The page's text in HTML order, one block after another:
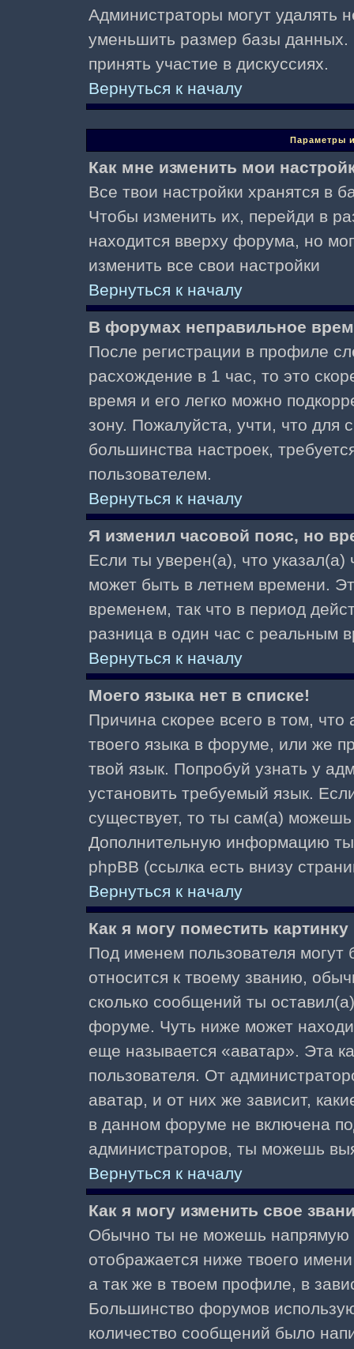
Администраторы могут удалять
уменьшить размер базы данных.
принять участие в дискуссиях.
Вернуться к началу
Параметры
Как мне изменить мои
Все твои настройки хранятся в
Чтобы изменить их, перейди в
находится вверху форума, но
изменить все свои настройки
Вернуться к началу
В форумах неправильное
После регистрации в профиле
расхождение в 1 час, то это
время и его легко можно
зону. Пожалуйста, учти, что для
большинства настроек,
пользователем.
Вернуться к началу
Я изменил часовой пояс, но
Если ты уверен(а), что
может быть в летнем времени.
временем, так что в период
разница в один час с реальным
Вернуться к началу
Моего языка нет в списке!
Причина скорее всего в том,
твоего языка в форуме, или же
твой язык. Попробуй узнать у
установить требуемый язык.
существует, то ты сам(а)
Дополнительную информацию
phpBB (ссылка есть внизу
Вернуться к началу
Как я могу поместить
Под именем пользователя могут
относится к твоему званию,
сколько сообщений ты
форуме. Чуть ниже может
еще называется «аватар». Эта
пользователя. От
аватар, и от них же зависит,
в данном форуме не включена
администраторов, ты можешь
Вернуться к началу
Как я могу изменить свое
Обычно ты не можешь напрямую
отображается ниже твоего
а так же в твоем профиле, в
Большинство форумов
количество сообщений было